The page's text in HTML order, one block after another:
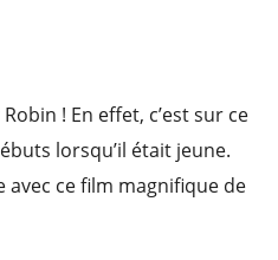
! En effet, c’est sur ce
lorsqu’il était jeune.
avec ce film magnifique de